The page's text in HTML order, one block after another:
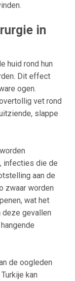
in
huid rond hun
Dit effect
ogen.
vet rond
slappe
infecties die de
aan de
zwaar worden
wat het
deze gevallen
de oogleden
kan